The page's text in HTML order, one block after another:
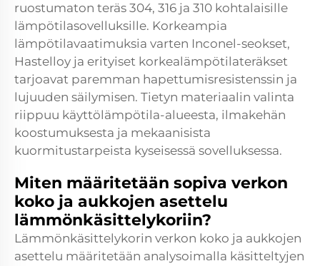
ruostumaton teräs 304, 316 ja 310 kohtalaisille
lämpötilasovelluksille. Korkeampia
lämpötilavaatimuksia varten Inconel-seokset,
Hastelloy ja erityiset korkealämpötilateräkset
tarjoavat paremman hapettumisresistenssin ja
lujuuden säilymisen. Tietyn materiaalin valinta
riippuu käyttölämpötila-alueesta, ilmakehän
koostumuksesta ja mekaanisista
kuormitustarpeista kyseisessä sovelluksessa.
Miten määritetään sopiva verkon
koko ja aukkojen asettelu
lämmönkäsittelykoriin?
Lämmönkäsittelykorin verkon koko ja aukkojen
asettelu määritetään analysoimalla käsitteltyjen